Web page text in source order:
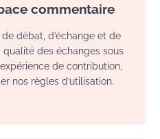
commentaire
débat, d’échange et de
des échanges sous
de contribution,
nos règles d’utilisation.